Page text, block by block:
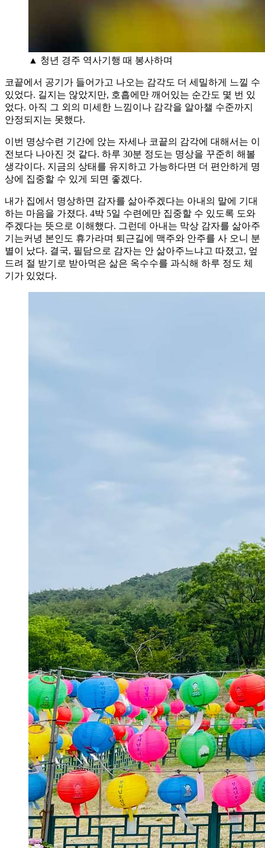
▲ 청년 경주 역사기행 때 봉사하며
코끝에서 공기가 들어가고 나오는 감각도 더 세밀하게 느낄 수
있었다. 길지는 않았지만, 호흡에만 깨어있는 순간도 몇 번 있
었다. 아직 그 외의 미세한 느낌이나 감각을 알아챌 수준까지
안정되지는 못했다.
이번 명상수련 기간에 앉는 자세나 코끝의 감각에 대해서는 이
전보다 나아진 것 같다. 하루 30분 정도는 명상을 꾸준히 해볼
생각이다. 지금의 상태를 유지하고 가능하다면 더 편안하게 명
상에 집중할 수 있게 되면 좋겠다.
내가 집에서 명상하면 감자를 삶아주겠다는 아내의 말에 기대
하는 마음을 가졌다. 4박 5일 수련에만 집중할 수 있도록 도와
주겠다는 뜻으로 이해했다. 그런데 아내는 막상 감자를 삶아주
기는커녕 본인도 휴가라며 퇴근길에 맥주와 안주를 사 오니 분
별이 났다. 결국, 필담으로 감자는 안 삶아주느냐고 따졌고, 엎
드려 절 받기로 받아먹은 삶은 옥수수를 과식해 하루 정도 체
기가 있었다.